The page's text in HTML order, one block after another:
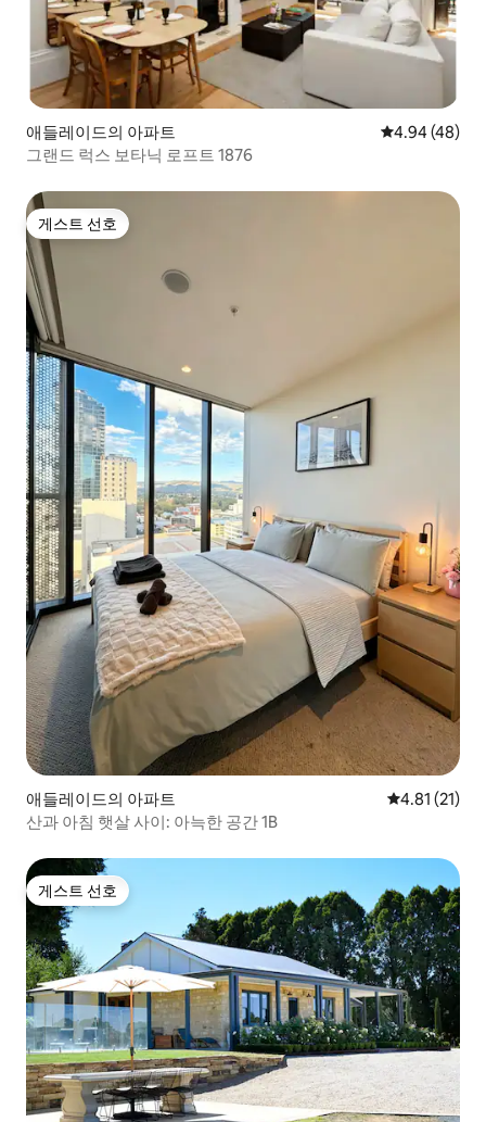
애들레이드의 아파트 평점 4.94점(5
4.94 (48)
그랜드 럭스 보타닉 로프트 1876
게스트 선호
게스트 선호
애들레이드의 아파트 평점 4.81점
4.81 (21)
산과 아침 햇살 사이: 아늑한 공간 1B
게스트 선호
게스트 선호